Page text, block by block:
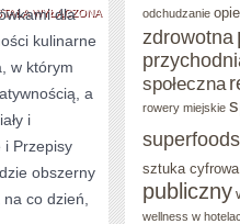
SERY,
JOGURTY
NABIAŁ
I
EKSPERYMENTY
WYŁĄCZONA
dla
kulinarne
w którym
a
i
i Przepisy
obszerny
co dzień,
odchudzanie
zdrowotna
społeczna
rowery miejskie
superfoods
sztuka cyfrowa
publiczny
wellness w